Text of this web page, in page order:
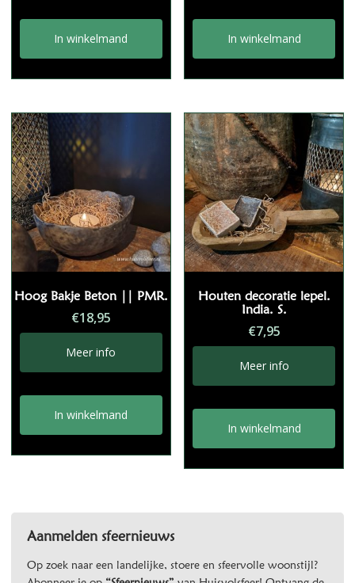
In winkelmand In winkelmand
Hoog Bakje Beton || PMR.
€18,95
Meer info
In winkelmand
Houten decoratie lepel.
India. S.
€7,95
Meer info
In winkelmand
Aanmelden sfeernieuws
Op zoek naar een landelijke, stoere en sfeervolle woonstijl?